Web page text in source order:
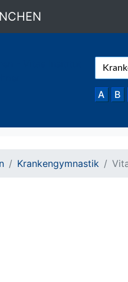
A B
Krankengymnastik